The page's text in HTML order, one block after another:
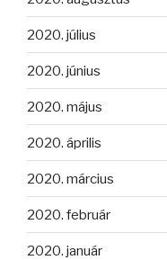
2020. július
2020. június
2020. május
2020. április
2020. március
2020. február
2020. január